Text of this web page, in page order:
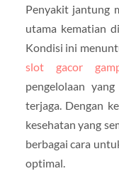
Penyakit jantung
utama kematian
Kondisi ini
slot gacor
pengelolaan
terjaga. Dengan
kesehatan yang
berbagai cara
optimal.